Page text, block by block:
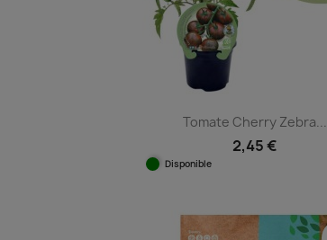
Tomate Cherry Zebra...
2,45 €
Disponible